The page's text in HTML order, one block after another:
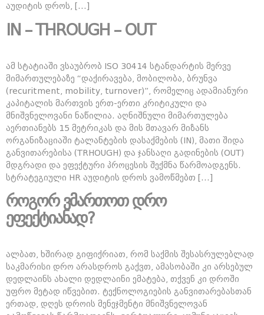
აუდიტის დროს, […]
IN – THROUGH – OUT
ამ სტატიაში ვსაუბრობ ISO 30414 სტანდარტის მერვე
მიმართულებაზე “დაქირავება, მობილობა, ბრუნვა
(recuritment, mobility, turnover)”, რომელიც ადამიანური
კაპიტალის მართვის ერთ-ერთი კრიტიკული და
მნიშვნელოვანი ნაწილია. აღნიშნული მიმართულება
აერთიანებს 15 მეტრიკას და მის მთავარ მიზანს
ორგანიზაციაში ტალანტების დასაქმების (IN), მათი შიდა
განვითარებისა (TRHOUGH) და ჯანსაღი გადინების (OUT)
მდგრადი და ეფექტური პროცესის შექმნა წარმოადგენს.
სტრატეგიული HR აუდიტის დროს ვამოწმებთ […]
როგორ ვმართოთ დრო
ეფექტიანად?
ალბათ, ხშირად გიფიქრიათ, რომ საქმის შესასრულებლად
საკმარისი დრო არასდროს გაქვთ, ამასობაში კი არსებულ
დედლაინს ახალი დედლაინი ემატება, თქვენ კი დროში
უფრო მეტად იწვებით. ტექნოლოგიების განვითარებასთან
ერთად, დღეს დროის მენეჯმენტი მნიშვნელოვან